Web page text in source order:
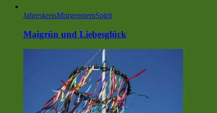
JahreskreisMorgensternSpirit
Maigrün und Liebesglück